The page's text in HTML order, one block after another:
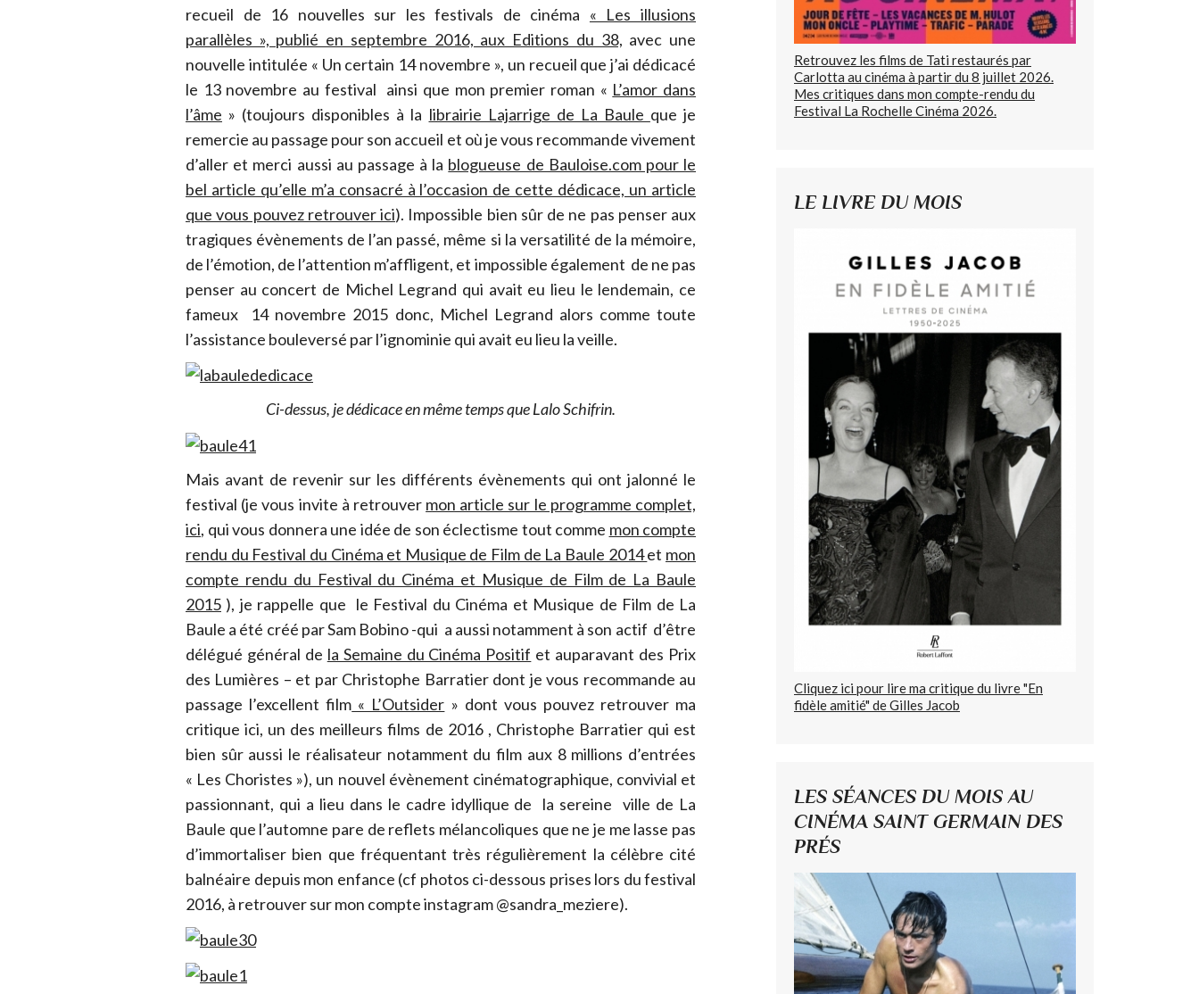
recueil de 16 nouvelles sur les festivals de cinéma « Les illusions
parallèles », publié en septembre 2016, aux Editions du 38, avec une
nouvelle intitulée « Un certain 14 novembre », un recueil que j’ai dédicacé
le 13 novembre au festival ainsi que mon premier roman « L’amor dans
l’âme » (toujours disponibles à la librairie Lajarrige de La Baule que je
remercie au passage pour son accueil et où je vous recommande vivement
d’aller et merci aussi au passage à la blogueuse de Bauloise.com pour le
bel article qu’elle m’a consacré à l’occasion de cette dédicace, un article
que vous pouvez retrouver ici). Impossible bien sûr de ne pas penser aux
tragiques évènements de l’an passé, même si la versatilité de la mémoire,
de l’émotion, de l’attention m’affligent, et impossible également de ne pas
penser au concert de Michel Legrand qui avait eu lieu le lendemain, ce
fameux 14 novembre 2015 donc, Michel Legrand alors comme toute
l’assistance bouleversé par l’ignominie qui avait eu lieu la veille.
Ci-dessus, je dédicace en même temps que Lalo Schifrin.
Mais avant de revenir sur les différents évènements qui ont jalonné le
festival (je vous invite à retrouver mon article sur le programme complet,
ici, qui vous donnera une idée de son éclectisme tout comme mon compte
rendu du Festival du Cinéma et Musique de Film de La Baule 2014et mon
compte rendu du Festival du Cinéma et Musique de Film de La Baule
2015 ), je rappelle que le Festival du Cinéma et Musique de Film de La
Baule a été créé par Sam Bobino -qui a aussi notamment à son actif d’être
délégué général de la Semaine du Cinéma Positif et auparavant des Prix
des Lumières – et par Christophe Barratier dont je vous recommande au
passage l’excellent film « L’Outsider » dont vous pouvez retrouver ma
critique ici, un des meilleurs films de 2016 , Christophe Barratier qui est
bien sûr aussi le réalisateur notamment du film aux 8 millions d’entrées
« Les Choristes »), un nouvel évènement cinématographique, convivial et
passionnant, qui a lieu dans le cadre idyllique de la sereine ville de La
Baule que l’automne pare de reflets mélancoliques que ne je me lasse pas
d’immortaliser bien que fréquentant très régulièrement la célèbre cité
balnéaire depuis mon enfance (cf photos ci-dessous prises lors du festival
2016, à retrouver sur mon compte instagram @sandra_meziere).
Retrouvez les films de Tati restaurés par
Carlotta au cinéma à partir du 8 juillet 2026.
Mes critiques dans mon compte-rendu du
Festival La Rochelle Cinéma 2026.
LE LIVRE DU MOIS
Cliquez ici pour lire ma critique du livre "En
fidèle amitié" de Gilles Jacob
LES SÉANCES DU MOIS AU
CINÉMA SAINT GERMAIN DES
PRÉS